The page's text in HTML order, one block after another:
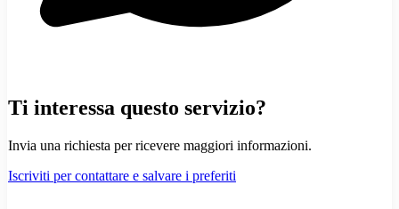
Ti interessa questo servizio?
Invia una richiesta per ricevere maggiori informazioni.
Iscriviti per contattare e salvare i preferiti